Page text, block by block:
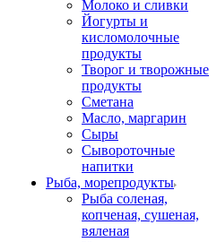
Молоко и сливки
Йогурты и
кисломолочные
продукты
Творог и творожные
продукты
Сметана
Масло, маргарин
Сыры
Сывороточные
напитки
Рыба, морепродукты
Рыба соленая,
копченая, сушеная,
вяленая